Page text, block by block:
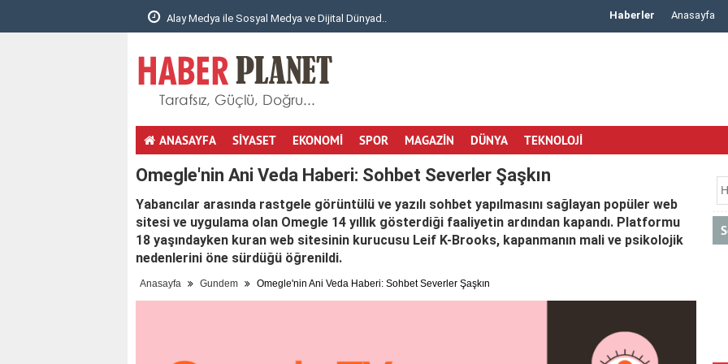
ile Sosyal Medya ve Dijital Dünyad.. 1990’dan Günümüze Akrilik Çözümlerde Güvenili.. Arisar Otomotiv ile Aracınıza Uygun Klima
Haberler Anasayfa
ANASAYFA SİYASET EKONOMİ SPOR MAGAZİN DÜNYA TEKNOLOJİ
Omegle'nin Ani Veda Haberi: Sohbet Severler Şaşkın
Yabancılar arasında rastgele görüntülü ve yazılı sohbet yapılmasını sağlayan popüler web
sitesi ve uygulama olan Omegle 14 yıllık gösterdiği faaliyetin ardından kapandı. Platformu
18 yaşındayken kuran web sitesinin kurucusu Leif K-Brooks, kapanmanın mali ve psikolojik
nedenlerini öne sürdüğü öğrenildi.
Anasayfa Gundem Omegle'nin Ani Veda Haberi: Sohbet Severler Şaşkın